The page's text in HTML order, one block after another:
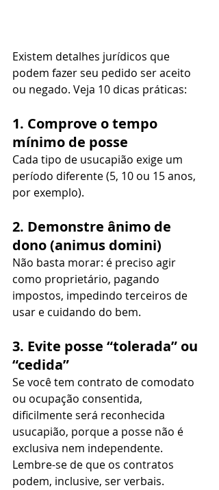
Existem detalhes jurídicos que
podem fazer seu pedido ser aceito
ou negado. Veja 10 dicas práticas:
1. Comprove o tempo
mínimo de posse
Cada tipo de usucapião exige um
período diferente (5, 10 ou 15 anos,
por exemplo).
2. Demonstre ânimo de
dono (animus domini)
Não basta morar: é preciso agir
como proprietário, pagando
impostos, impedindo terceiros de
usar e cuidando do bem.
3. Evite posse “tolerada” ou
“cedida”
Se você tem contrato de comodato
ou ocupação consentida,
dificilmente será reconhecida
usucapião, porque a posse não é
exclusiva nem independente.
Lembre-se de que os contratos
podem, inclusive, ser verbais.